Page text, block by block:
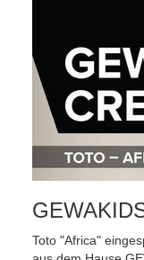
Toto "Africa"